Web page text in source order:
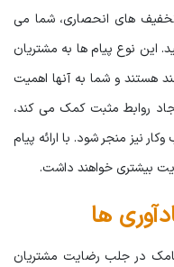
تخفیف های انحصاری، شما می
این نوع پیام ها به مشتریان
هستند و شما به آنها اهمیت
روابط مثبت کمک می کند،
نیز منجر شود. با ارائه پیام
بیشتری خواهند داشت.
ها
در جلب رضایت مشتریان